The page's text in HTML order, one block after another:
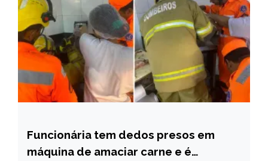
CAPELINHA
NOTÍCIAS
Funcionária tem dedos presos em
máquina de amaciar carne e é